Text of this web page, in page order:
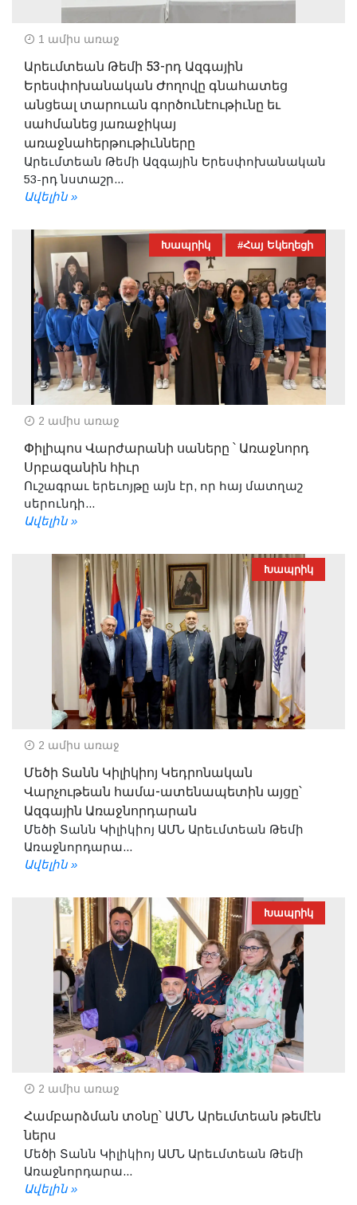
1 ամիս առաջ
Արեւմտեան Թեմի 53-րդ Ազգային
Երեսփոխանական Ժողովը գնահատեց
անցեալ տարուան գործունէութիւնը եւ
սահմանեց յառաջիկայ
առաջնահերթութիւնները
Արեւմտեան Թեմի Ազգային Երեսփոխանական
53-րդ նստաշր...
Ավելին »
Խապրիկ #Հայ Եկեղեցի
2 ամիս առաջ
Փիլիպոս Վարժարանի սաները ՝ Առաջնորդ
Սրբազանին հիւր
Ուշագրաւ երեւոյթը այն էր, որ հայ մատղաշ
սերունդի...
Ավելին »
Խապրիկ
2 ամիս առաջ
Մեծի Տանն Կիլիկիոյ Կեդրոնական
Վարչութեան համա-ատենապետին այցը՝
Ազգային Առաջնորդարան
Մեծի Տանն Կիլիկիոյ ԱՄՆ Արեւմտեան Թեմի
Առաջնորդարա...
Ավելին »
Խապրիկ
2 ամիս առաջ
Համբարձման տօնը՝ ԱՄՆ Արեւմտեան թեմէն
ներս
Մեծի Տանն Կիլիկիոյ ԱՄՆ Արեւմտեան Թեմի
Առաջնորդարա...
Ավելին »